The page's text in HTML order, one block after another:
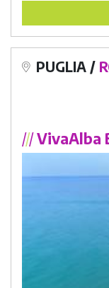
PUGLIA /
///VivaAlba